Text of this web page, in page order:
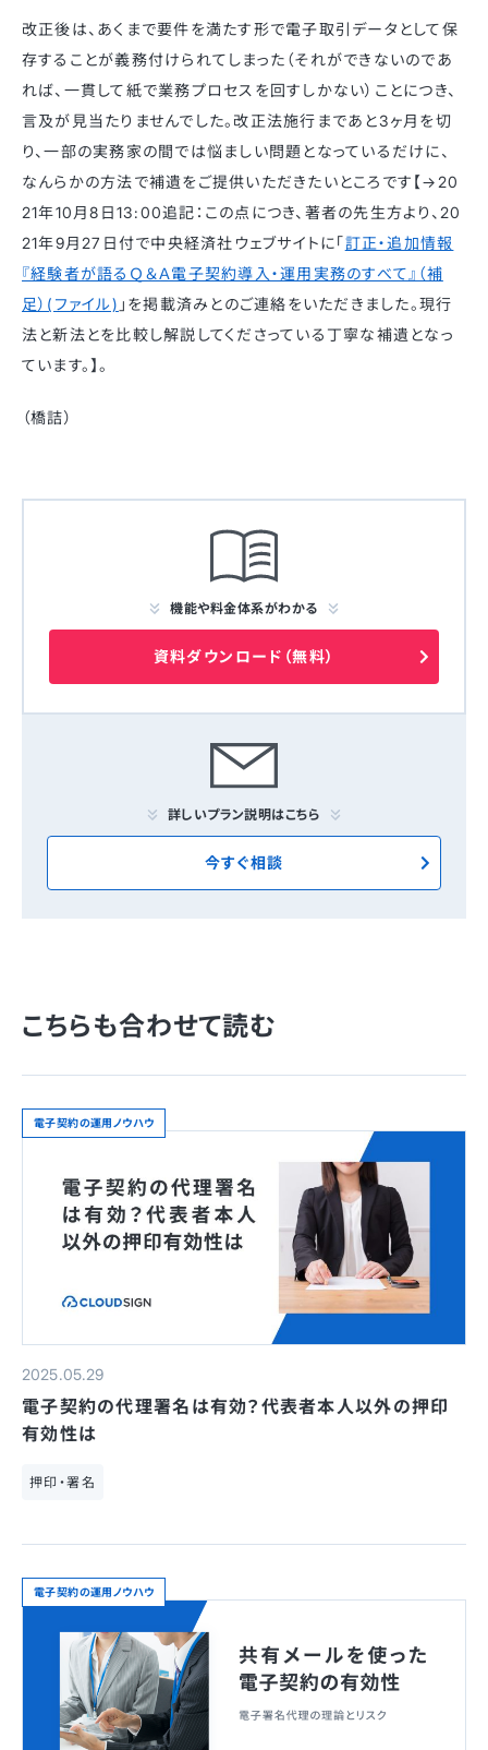
改正後は、あくまで要件を満たす形で電子取引データとして保
存することが義務付けられてしまった（それができないのであ
れば、一貫して紙で業務プロセスを回すしかない）ことにつき、
言及が見当たりませんでした。改正法施行まであと3ヶ月を切
り、一部の実務家の間では悩ましい問題となっているだけに、
なんらかの方法で補遺をご提供いただきたいところです【→20
21年10月8日13:00追記：この点につき、著者の先生方より、20
21年9月27日付で中央経済社ウェブサイトに「訂正・追加情報
『経験者が語るＱ＆Ａ電子契約導入・運用実務のすべて』（補
足）(ファイル) 」を掲載済みとのご連絡をいただきました。現行
法と新法とを比較し解説してくださっている丁寧な補遺となっ
ています。】。
（橋詰）
機能や料金体系がわかる
資料ダウンロード（無料）
詳しいプラン説明はこちら
今すぐ相談
こちらも合わせて読む
電子契約の運用ノウハウ
2025.05.29
電子契約の代理署名は有効？代表者本人以外の押印
有効性は
押印・署名
電子契約の運用ノウハウ